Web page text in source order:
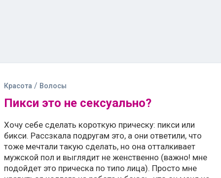
Красота / Волосы
Пикси это не сексуально?
Хочу себе сделать короткую прическу: пикси или
бикси. Рассзкала подругам это, а они ответили, что
тоже мечтали такую сделать, но она отталкивает
мужской пол и выглядит не женственно (важно! мне
подойдет это прическа по типо лица). Просто мне